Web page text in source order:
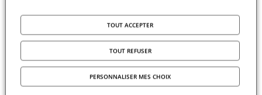
les systèmes de partis européens ont connu des
changements drastiques, impliquant
l'effondrement des partis traditionnels et une
plus grande fragmentation. S'appuyant sur une
rhétorique antisystème pour mobiliser les griefs
des citoyens contre les élites politiques, de
TOUT ACCEPTER
TOUT REFUSER
PERSONNALISER MES CHOIX